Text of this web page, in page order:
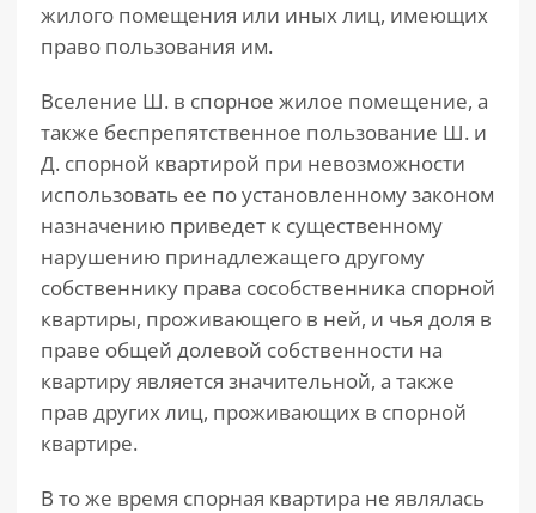
жилого помещения или иных лиц, имеющих
право пользования им.
Вселение Ш. в спорное жилое помещение, а
также беспрепятственное пользование Ш. и
Д. спорной квартирой при невозможности
использовать ее по установленному законом
назначению приведет к существенному
нарушению принадлежащего другому
собственнику права сособственника спорной
квартиры, проживающего в ней, и чья доля в
праве общей долевой собственности на
квартиру является значительной, а также
прав других лиц, проживающих в спорной
квартире.
В то же время спорная квартира не являлась